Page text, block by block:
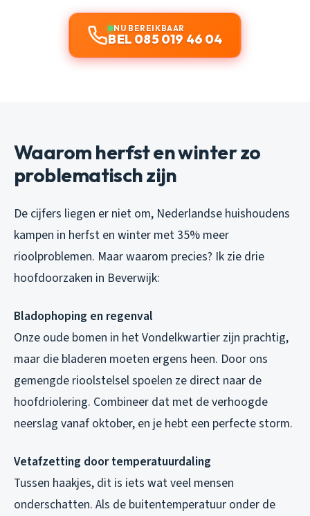
NU BEREIKBAAR
BEL 085 019 46 04
Waarom herfst en winter zo
problematisch zijn
De cijfers liegen er niet om, Nederlandse huishoudens
kampen in herfst en winter met 35% meer
rioolproblemen. Maar waarom precies? Ik zie drie
hoofdoorzaken in Beverwijk:
Bladophoping en regenval
Onze oude bomen in het Vondelkwartier zijn prachtig,
maar die bladeren moeten ergens heen. Door ons
gemengde rioolstelsel spoelen ze direct naar de
hoofdriolering. Combineer dat met de verhoogde
neerslag vanaf oktober, en je hebt een perfecte storm.
Vetafzetting door temperatuurdaling
Tussen haakjes, dit is iets wat veel mensen
onderschatten. Als de buitentemperatuur onder de